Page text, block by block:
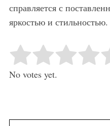
справляется с
яркостью и стильностью.
Rate this item: Submit
No votes yet.